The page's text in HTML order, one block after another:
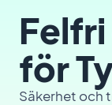
för
Säkerhet och